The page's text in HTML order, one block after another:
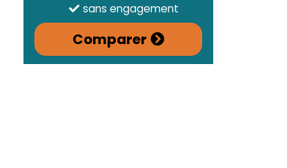
sans engagement
Comparer